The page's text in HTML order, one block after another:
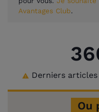
Avantages Club.
 Derniers articles
Ou